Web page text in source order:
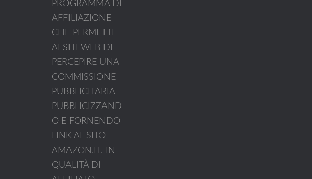
PROGRAMMA DI
AFFILIAZIONE
CHE PERMETTE
AI SITI WEB DI
PERCEPIRE UNA
COMMISSIONE
PUBBLICITARIA
PUBBLICIZZAND
O E FORNENDO
LINK AL SITO
AMAZON.IT. IN
QUALITÀ DI